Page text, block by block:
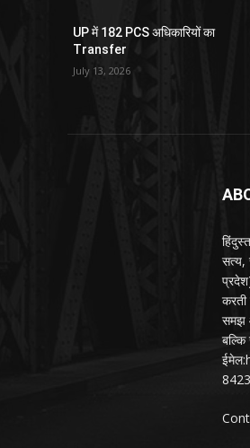
UP में 182 PCS अधिकारियों का
Transfer
July 13, 2026
सत्य,
करती
समझ
बल्कि